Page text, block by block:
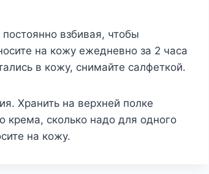
взбивая, чтобы
на кожу ежедневно за 2 часа
в кожу, снимайте салфеткой.
Хранить на верхней полке
крема, сколько надо для одного
на кожу.